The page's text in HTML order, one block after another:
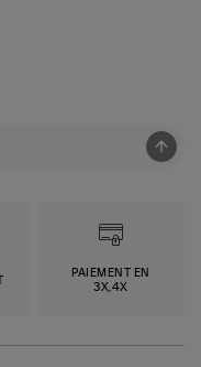
PAIEMENT EN
3X,4X